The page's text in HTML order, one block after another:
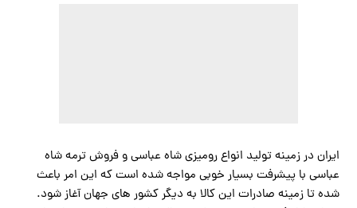
ایران در زمینه تولید انواع رومیزی شاه عباسی و فروش ترمه شاه
عباسی با پیشرفت بسیار خوبی مواجه شده است که این امر باعث
شده تا زمینه صادرات این کالا به دیگر کشور های جهان آغاز شود.